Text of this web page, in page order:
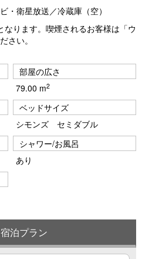
・衛星放送／冷蔵庫（空）
ります。喫煙されるお客様は「ウ
さい。
部屋の広さ
79.00 m2
ベッドサイズ
シモンズ セミダブル
シャワー/お風呂
あり
泊プラン